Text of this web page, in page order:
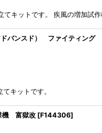
キットです。 疾風の増加試
バンスド） ファイティン
キットです。
機 富獄改 [F144306]